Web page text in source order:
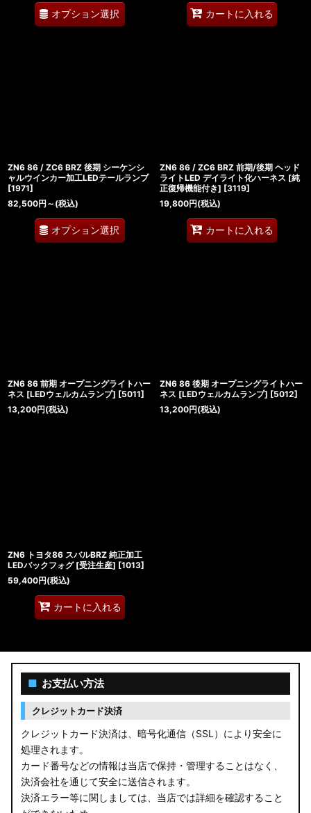
オプション選択 カートに入れる
ZN6 86 / ZC6 BRZ 後期 シーケンシ
ャルウインカー加工LEDテールランプ
[1971]
82,500円 ～ (税込)
オプション選択
ZN6 86 / ZC6 BRZ 前期/後期 ヘッド
ライトLED デイライト化ハーネス [純
正復帰機能付き] [3119]
19,800円(税込)
カートに入れる
ZN6 86 前期 オープニングライトハー
ネス [LEDウェルカムランプ] [5011]
13,200円(税込)
ZN6 86 後期 オープニングライトハー
ネス [LEDウェルカムランプ] [5012]
13,200円(税込)
ZN6 トヨタ86 スバルBRZ 純正加工
LEDバックフォグ [受注生産] [1013]
59,400円(税込)
カートに入れる
■ お支払い方法
クレジットカード決済
クレジットカード決済は、暗号化通信（SSL）により安全に
処理されます。
カード番号などの情報は当店で保持・管理することはなく、
決済会社を通じて安全に送信されます。
決済エラー等に関しましては、当店では詳細を確認すること